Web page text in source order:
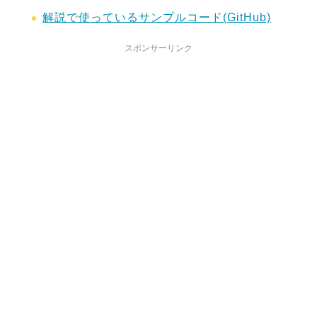
解説で使っているサンプルコード(GitHub)
スポンサーリンク